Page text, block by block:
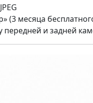
(3 месяца
и задней